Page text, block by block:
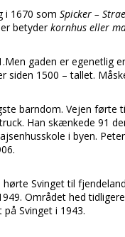
i 1670 som Spicker –
betyderkornhus eller
gaden er egenetlig
siden 1500 – tallet.
barndom. Vejen
Han skænkede 91
i byen.
Svinget til
Området hed
Svinget i 1943.